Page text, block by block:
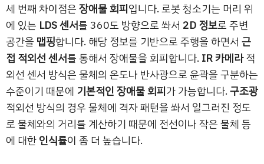
세 번째 차이점은장애물 회피입니다. 로봇 청소기는 머리 위
에 있는 LDS 센서를 360도 방향으로 쏴서 2D 정보로 주변
공간을 맵핑합니다. 해당 정보를 기반으로 주행을 하면서 근
접 적외선 센서를 통해서 장애물을 회피합니다. IR 카메라적
외선 센서 방식은 물체의 온도나 반사광으로 윤곽을 구분하는
수준이기 때문에 기본적인 장애물 회피가 가능합니다.구조광
적외선 방식의 경우 물체에 격자 패턴을 쏴서 일그러진 정도
로 물체와의 거리를 계산하기 때문에 전선이나 작은 물체 등
에 대한인식률이 좀 더 높습니다.